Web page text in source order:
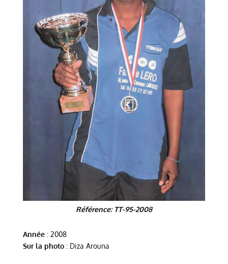
Référence: TT-95-2008
Année: 2008
Sur la photo: Diza Arouna